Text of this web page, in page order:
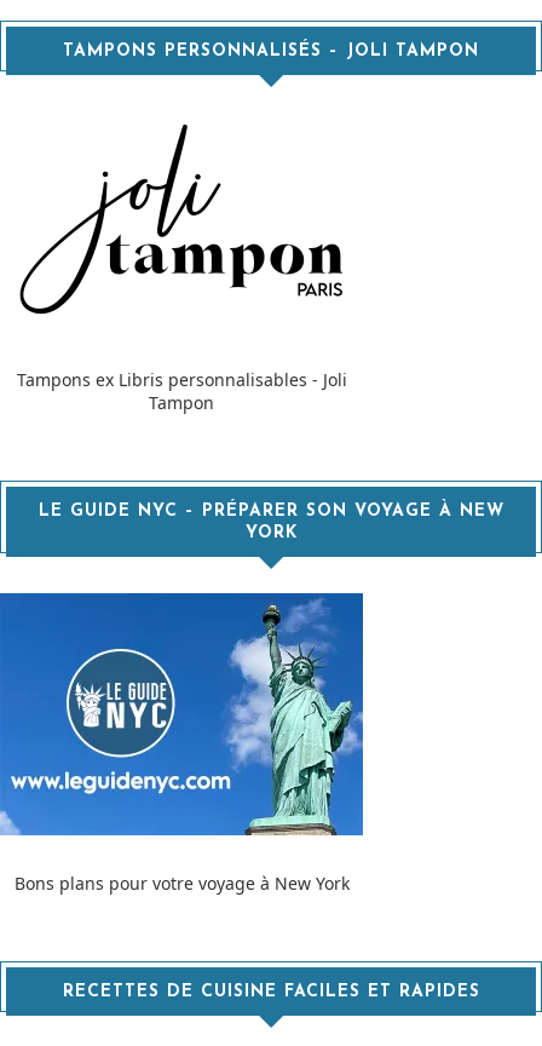
TAMPONS PERSONNALISÉS – JOLI TAMPON
Tampons ex Libris personnalisables - Joli
Tampon
LE GUIDE NYC – PRÉPARER SON VOYAGE À NEW
YORK
Bons plans pour votre voyage à New York
RECETTES DE CUISINE FACILES ET RAPIDES